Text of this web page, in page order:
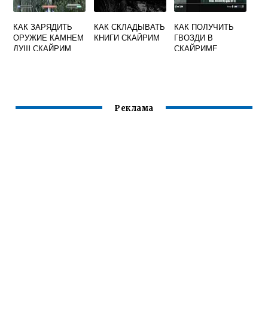
КАК ЗАРЯДИТЬ
ОРУЖИЕ КАМНЕМ
ДУШ СКАЙРИМ
КАК СКЛАДЫВАТЬ
КНИГИ СКАЙРИМ
КАК ПОЛУЧИТЬ
ГВОЗДИ В
СКАЙРИМЕ
Реклама